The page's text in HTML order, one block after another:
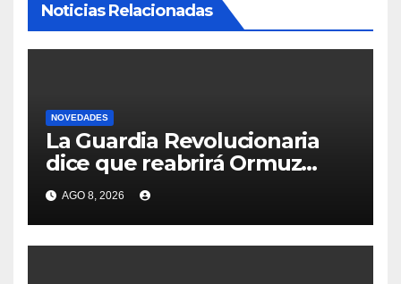
Noticias Relacionadas
NOVEDADES
La Guardia Revolucionaria
dice que reabrirá Ormuz
cuando EEUU acepte
condiciones de Irán
AGO 8, 2026